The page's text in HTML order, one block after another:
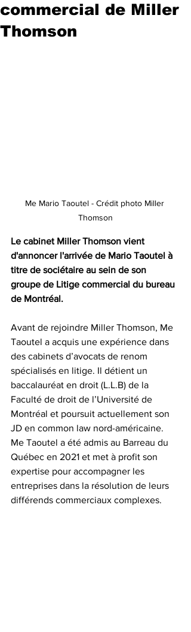
commercial de Miller
Thomson
Me Mario Taoutel - Crédit photo Miller
Thomson
Le cabinet Miller Thomson vient
d'annoncer l'arrivée de Mario Taoutel à
titre de sociétaire au sein de son
groupe de Litige commercial du bureau
de Montréal.
Avant de rejoindre Miller Thomson, Me
Taoutel a acquis une expérience dans
des cabinets d’avocats de renom
spécialisés en litige. Il détient un
baccalauréat en droit (L.L.B) de la
Faculté de droit de l’Université de
Montréal et poursuit actuellement son
JD en common law nord-américaine.
Me Taoutel a été admis au Barreau du
Québec en 2021 et met à profit son
expertise pour accompagner les
entreprises dans la résolution de leurs
différends commerciaux complexes.